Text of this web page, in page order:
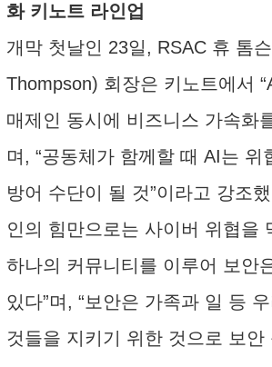
화 키노트 라인업
개막 첫날인 23일, RSAC 휴 톰
Thompson) 회장은 키노트에서
매제인 동시에 비즈니스 가속화
며, “공동체가 함께할 때 AI는 위
방어 수단이 될 것”이라고 강조
인의 힘만으로는 사이버 위협을
하나의 커뮤니티를 이루어 보안
있다”며, “보안은 가족과 일 등
것들을 지키기 위한 것으로 보안